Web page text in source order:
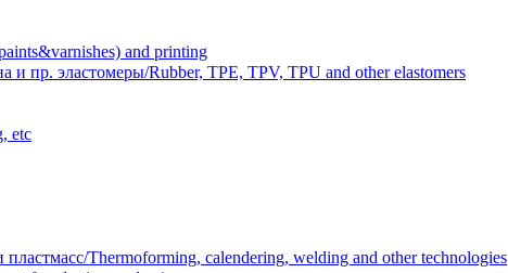
and printing
пр. эластомеры/Rubber, TPE, TPV, TPU and other elastomers
etc
Thermoforming, calendering, welding and other technologies